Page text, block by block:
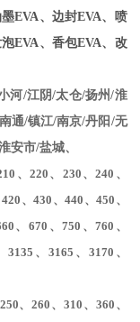
EVA、边封EVA、喷
EVA、香包EVA、改
河/江阴/太仓/扬州/淮
通/镇江/南京/丹阳/无
安市/盐城、
、220、230、240、
、430、440、450、
、670、750、760、
、3165、3170、
250、260 、310 、 360 、